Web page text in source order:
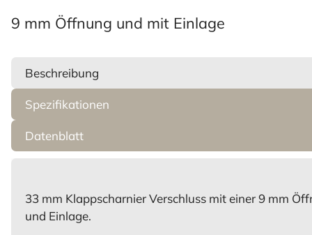
9 mm Öffnung und mit Einlage
Beschreibung
Spezifikationen
Datenblatt
33 mm Klappscharnier Verschluss mit einer 9 mm
und Einlage.